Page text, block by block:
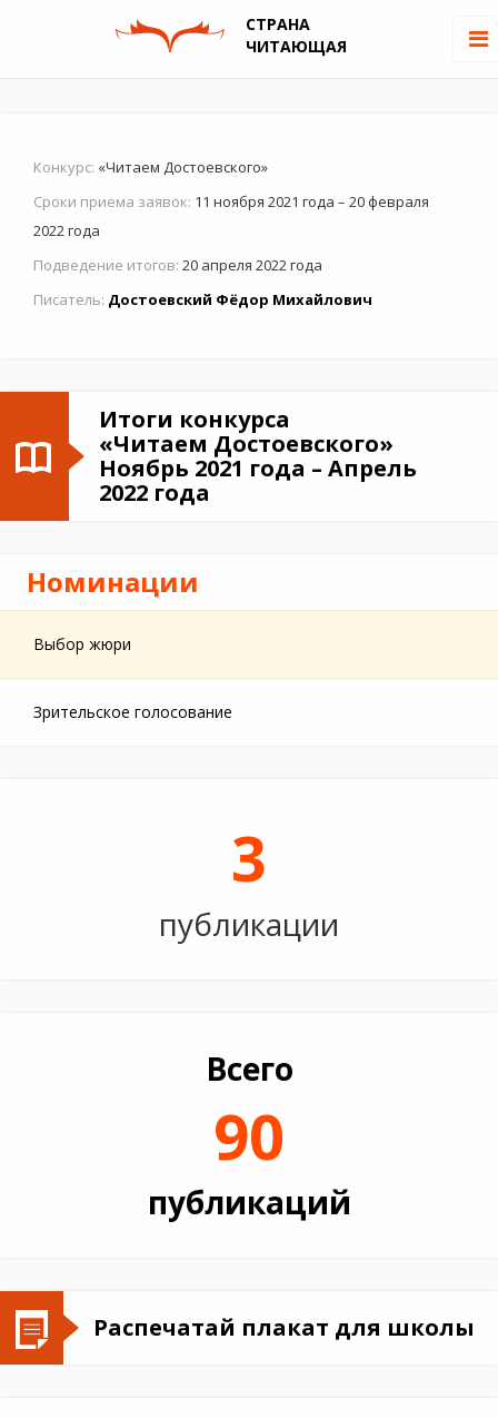
СТРАНА
ЧИТАЮЩАЯ
Конкурс: «Читаем Достоевского»
Сроки приема заявок: 11 ноября 2021 года – 20 февраля
2022 года
Подведение итогов: 20 апреля 2022 года
Писатель: Достоевский Фёдор Михайлович
Итоги конкурса
«Читаем Достоевского»
Ноябрь 2021 года – Апрель
2022 года
Номинации
Выбор жюри
Зрительское голосование
3
публикации
Всего
90
публикаций
Распечатай плакат для школы